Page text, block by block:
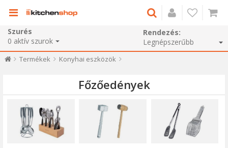
Szurés
0 aktív szurok
Rendezés:
Termékek Konyhai eszközök
Főzőedények